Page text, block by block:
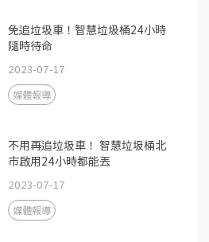
免追垃圾車！智慧垃圾桶24小時
隨時待命
2023-07-17
媒體報導
不用再追垃圾車！ 智慧垃圾桶北
市啟用24小時都能丟
2023-07-17
媒體報導